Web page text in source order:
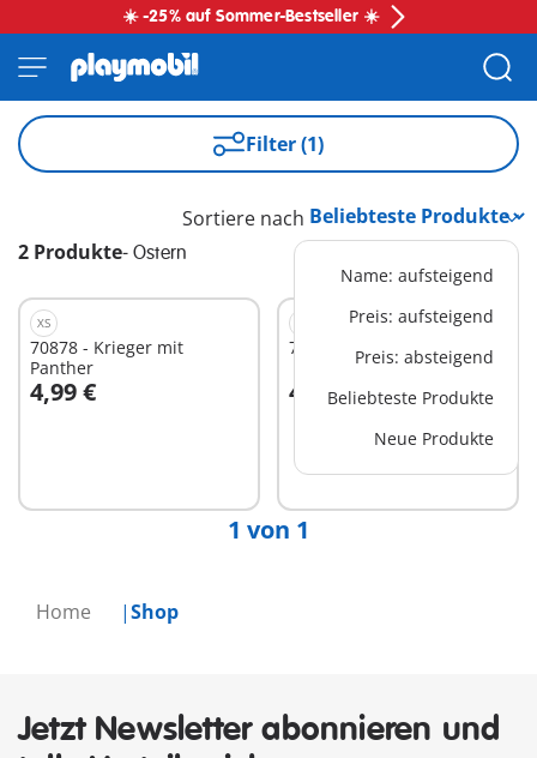
☀️ -25% auf Sommer-Bestseller ☀️
Home Shop
Filter (1)
2 Produkte- Ostern
Sortiere nach
Name: aufsteigend
Preis: aufsteigend
Preis: absteigend
Beliebteste Produkte
Neue Produkte
XS
70878 - Krieger mit
Panther
4,99 €
In den Warenkorb
70379 - Feenforscherin
4,99 €In den Warenkorb
1 von 1
Jetzt Newsletter abonnieren und